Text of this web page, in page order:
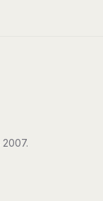
2007.